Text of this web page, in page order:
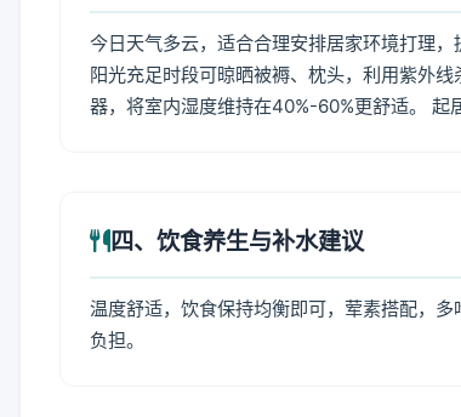
今日天气多云，适合合理安排居家环境打理
阳光充足时段可晾晒被褥、枕头，利用紫外
器，将室内湿度维持在40%-60%更舒适。 起
四、饮食养生与补水建议
温度舒适，饮食保持均衡即可，荤素搭配，
负担。